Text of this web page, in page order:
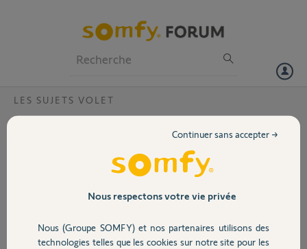
Volet
Sécurité
LES SUJETS VOLET
détecteur de soleil intérieur ?
Les détecteurs de soleil intérieurs sans fil pour volets roulants ne
Le site dit matériel obsolète ?
Merci.
Nous respectons votre vie privée
Nous (Groupe SOMFY) et nos partenaires utilisons des
technologies telles que les cookies sur notre site pour les
Continuer sans accepter →